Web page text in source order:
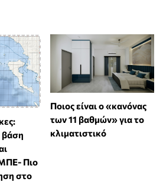
βάση
Πιο
στο
Ποιος είναι ο «κανόνας
των 11 βαθμών» για το
κλιματιστικό